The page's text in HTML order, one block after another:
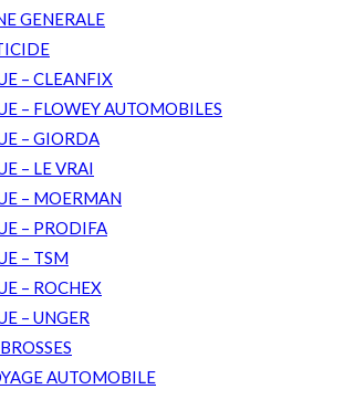
GENERALE
– CLEANFIX
– FLOWEY AUTOMOBILES
– GIORDA
– LE VRAI
– MOERMAN
– PRODIFA
– TSM
– ROCHEX
– UNGER
AUTOMOBILE